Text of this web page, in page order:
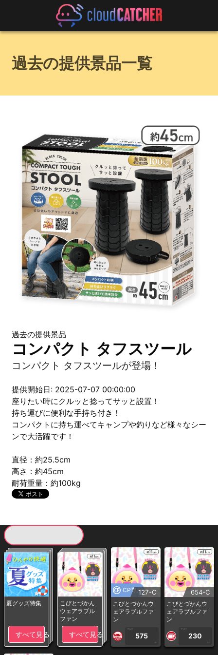
過去の提供景品一覧
過去の提供景品
コンパクト タフスツール
コンパクト タフスツールが登場！
提供開始日: 2025-07-07 00:00:00
座りたい時にクルッと捻ってサッと設置！
持ち運びに便利な手持ち付き！
コンパクトに持ち運べてキャンプや釣りなど様々なシー
ンで大活躍です！
直径：約25.5cm
高さ：約45cm
耐荷重量：約100kg
夏グッズ特集
すべて見る
こびとづかん
ウェアラブル
ファン
すべて見る
CP専用127-C
こびとづかんウ
ェアラブルファ
ン
1PLAY
575
CP
654-C
こびとづかんウ
ェアラブルファ
ン
1PLAY
230
CP